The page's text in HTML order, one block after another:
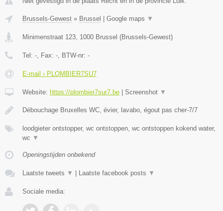
Brussels-Gewest » Brussel | Google maps ▼
Minimenstraat 123 1000 Brussel (Brussels-Gewest)
Tel: - , Fax: - , BTW-nr: -
E-mail › PLOMBIER7SU7
Website: https://plombier7sur7.be | Screenshot ▼
Débouchage Bruxelles WC, évier, lavabo, égout pas cher-7/7
loodgieter ontstopper, wc ontstoppen, wc ontstoppen kokend water,
wc ▼
Openingstijden onbekend
Laatste tweets ▼ | Laatste facebook posts ▼
Sociale media: